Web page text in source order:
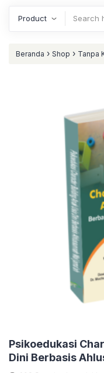
Beranda › Shop › Tanpa
Psikoedukasi
Dini Berbasis